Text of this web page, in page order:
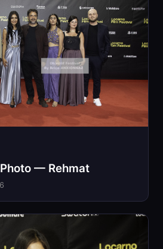
— Rehmat